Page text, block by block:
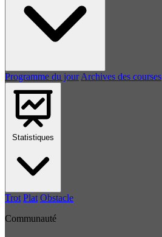
Programme du jour Archives des courses
Statistiques
Trot Plat Obstacle
Communauté